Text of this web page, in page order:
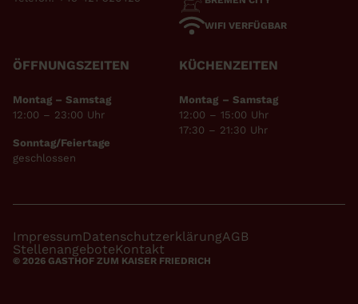
WIFI VERFÜGBAR
ÖFFNUNGSZEITEN
Montag – Samstag
12:00 – 23:00 Uhr
Sonntag/Feiertage
geschlossen
KÜCHENZEITEN
Montag – Samstag
12:00 – 15:00 Uhr
17:30 – 21:30 Uhr
© 2026 GASTHOF ZUM KAISER FRIEDRICH
ImpressumDatenschutzerklärungAGB
StellenangeboteKontakt